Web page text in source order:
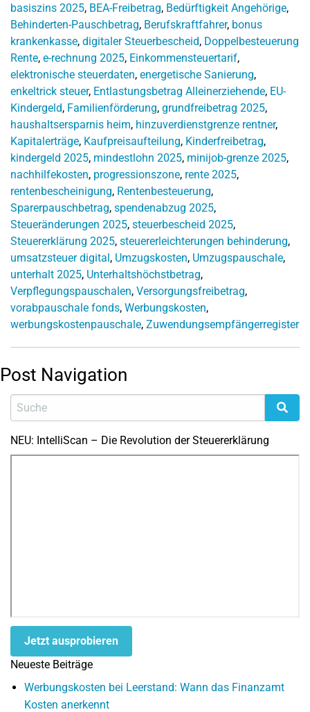
basiszins 2025, BEA-Freibetrag, Bedürftigkeit Angehörige,
Behinderten-Pauschbetrag, Berufskraftfahrer, bonus
krankenkasse, digitaler Steuerbescheid, Doppelbesteuerung
Rente, e-rechnung 2025, Einkommensteuertarif,
elektronische steuerdaten, energetische Sanierung,
enkeltrick steuer, Entlastungsbetrag Alleinerziehende, EU-
Kindergeld, Familienförderung, grundfreibetrag 2025,
haushaltsersparnis heim, hinzuverdienstgrenze rentner,
Kapitalerträge, Kaufpreisaufteilung, Kinderfreibetrag,
kindergeld 2025, mindestlohn 2025, minijob-grenze 2025,
nachhilfekosten, progressionszone, rente 2025,
rentenbescheinigung, Rentenbesteuerung,
Sparerpauschbetrag, spendenabzug 2025,
Steueränderungen 2025, steuerbescheid 2025,
Steuererklärung 2025, steuererleichterungen behinderung,
umsatzsteuer digital, Umzugskosten, Umzugspauschale,
unterhalt 2025, Unterhaltshöchstbetrag,
Verpflegungspauschalen, Versorgungsfreibetrag,
vorabpauschale fonds, Werbungskosten,
werbungskostenpauschale, Zuwendungsempfängerregister
Post Navigation
NEU: IntelliScan – Die Revolution der Steuererklärung
Jetzt ausprobieren
Neueste Beiträge
Werbungskosten bei Leerstand: Wann das Finanzamt
Kosten anerkennt